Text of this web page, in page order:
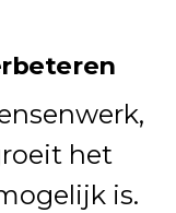
het
is.